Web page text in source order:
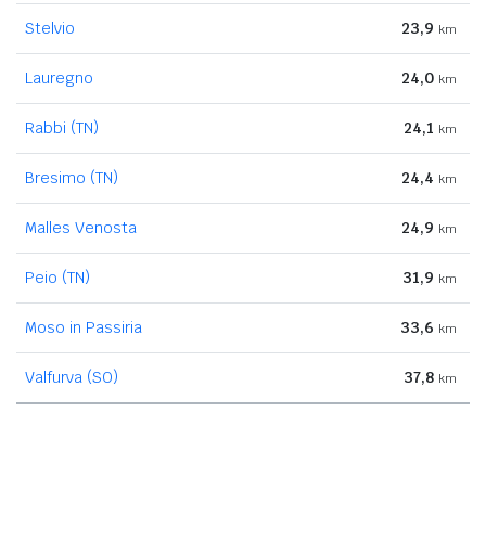
Stelvio 23,9 km
Lauregno 24,0 km
Rabbi (TN) 24,1 km
Bresimo (TN) 24,4 km
Malles Venosta 24,9 km
Peio (TN) 31,9 km
Moso in Passiria 33,6 km
Valfurva (SO) 37,8 km